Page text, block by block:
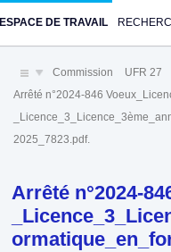
ESPACE DE TRAVAIL
Commission UFR 27
Arrêté n°2024-846
2025_7823.pdf.
Arrêté n°2024-